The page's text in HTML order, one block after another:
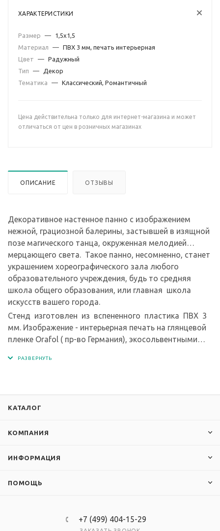
ХАРАКТЕРИСТИКИ
Размер —
1,5х1,5
Материал
— ПВХ 3 мм, печать интерьерная
Цвет
— Радужный
Тип
—
Декор
Тематика
— Классический, Романтичный
Цена действительна только для интернет-магазина и может
отличаться от цен в розничных магазинах
ОПИСАНИЕ ОТЗЫВЫ
Декоративное настенное панно с изображением
нежной, грациозной балерины, застывшей в изящной
позе магического танца, окруженная мелодией
мерцающего света. Такое панно, несомненно, станет
украшением хореографического зала любого
образовательного учреждения, будь то средняя
школа общего образования, или главная школа
искусств вашего города.
Стенд изготовлен из вспененного пластика ПВХ 3
мм. Изображение - интерьерная печать на глянцевой
пленке Orafol ( пр-во Германия), экосольвентными
КАТАЛОГ
КОМПАНИЯ
ИНФОРМАЦИЯ
ПОМОЩЬ
+7 (499) 404-15-29